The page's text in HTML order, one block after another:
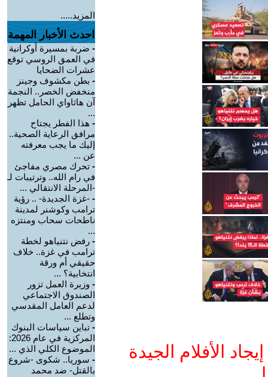
الأفلام الجيدة
المزيد.....
احدث الأخبار المهمة
- ضربة بمسيرة أوكرانية
في العمق الروسي توقع
عشرات الضحايا
- بطن مكشوف وجينز
منخفض الخصر.. النجمة
آن هاثاواي الحامل تظهر
...
- هذا الفطر يجتاح
مرافق الرعاية الصحية..
إليك ما يجب معرفته
عن ...
- تحرك مصري مفاجئ
في رام الله.. وترتيبات لـ
-المرحلة الانتقالي ...
- -غزة الجديدة- .. رؤية
ترامب وكوشنر لمدينة
ناطحات سحاب ومنتزه
...
- رفض نتنياهو لخطة
ترامب في غزة.. خلاف
حقيقي أم ورقة
انتخابية؟ ...
- وزيرة العمل تزور
الصندوق الاجتماعي
لدعم العامل المقدسي
وتطلع ...
- تباين سياسات البنوك
المركزية في عام 2026:
الموضوع الكلي الذي ...
- سوريا.. شكوى -شروع
بالقتل- ضد محمد